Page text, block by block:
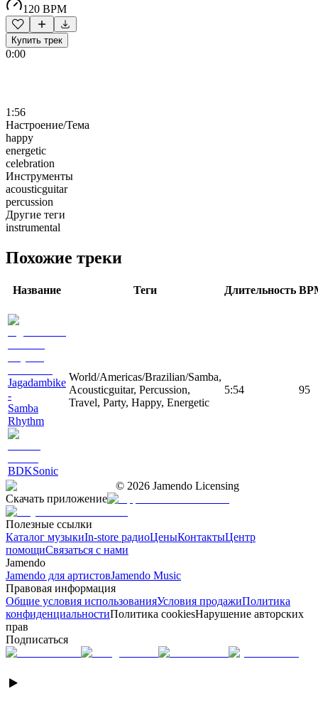
120 BPM
Купить трек
0:00
1:56
Настроение/Тема
happy
energetic
celebration
Инструменты
acousticguitar
percussion
Другие теги
instrumental
Похожие треки
Название Теги Длительность
Jagadambike
-
Samba
Rhythm
BDKSonic
World/Americas/Brazilian/Samba,
Acousticguitar, Percussion,
Travel, Party, Happy, Energetic
5:54 95
© 2026 Jamendo Licensing
Скачать приложение
Полезные ссылки
Каталог музыкиIn-store радиоЦеныКонтактыЦентр
помощиСвязаться с нами
Jamendo
Jamendo для артистовJamendo Music
Правовая информация
Общие условия использованияУсловия продажиПолитика
конфиденциальностиПолитика cookiesНарушение авторских
прав
Подписаться